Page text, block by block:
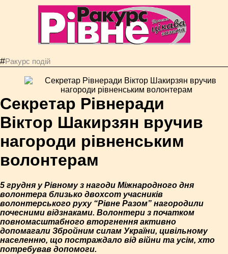
#Ракурс подій
Секретар Рівнеради
Віктор Шакирзян вручив
нагороди рівненським
волонтерам
5 грудня у Рівному з нагоди Міжнародного дня
волонтера близько двохсот учасників
волонтерського руху “Рівне Разом” нагородили
почесними відзнаками. Волонтери з початком
повномасштабного вторгнення активно
допомагали Збройним силам України, цивільному
населенню, що постраждало від війни та усім, хто
потребував допомоги.